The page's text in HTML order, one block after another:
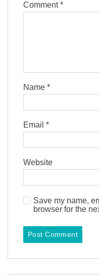
Comment*
Name *
Email *
Website
Save my name,
browser for the